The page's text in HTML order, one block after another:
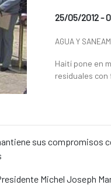
Fecha de
25/05/2012 -
Categorías de
AGUA Y
Resumen de la
Haití pone en
residuales con
sus compromisos
Michel Joseph